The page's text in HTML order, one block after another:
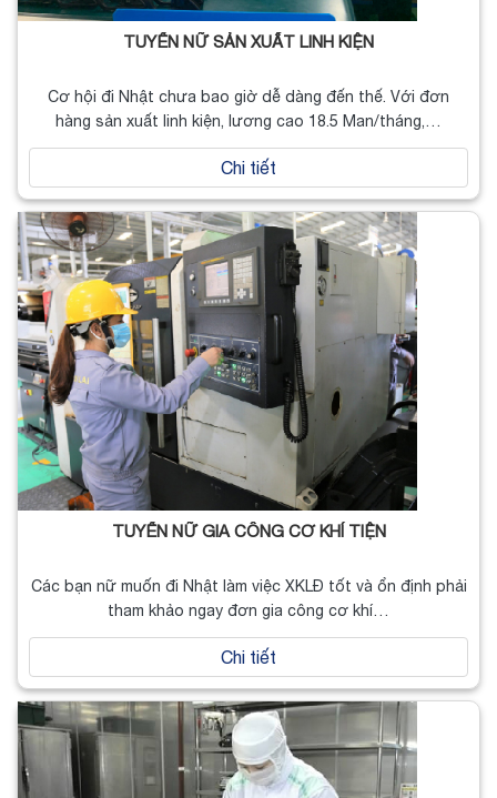
TUYỂN NỮ SẢN XUẤT LINH KIỆN
Cơ hội đi Nhật chưa bao giờ dễ dàng đến thế. Với đơn
hàng sản xuất linh kiện, lương cao 18.5 Man/tháng,…
Chi tiết
TUYỂN NỮ GIA CÔNG CƠ KHÍ TIỆN
Các bạn nữ muốn đi Nhật làm việc XKLĐ tốt và ổn định phải
tham khảo ngay đơn gia công cơ khí…
Chi tiết